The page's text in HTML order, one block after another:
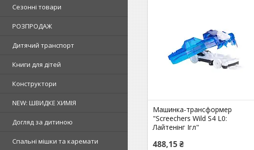
Сезонні товари
РОЗПРОДАЖ
Дитячий транспорт
Книги для дітей
Конструктори
NEW: ШВИДКЕ ХИМІЯ
Догляд за дитиною
Спальні мішки та каремати
Машинка-трансформер
"Screechers Wild S4 L0:
Лайтенінг Ігл"
488,15 ₴